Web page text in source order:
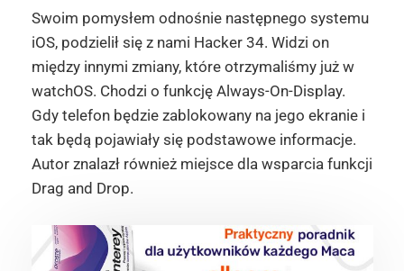
Swoim pomysłem odnośnie następnego systemu
iOS, podzielił się z nami Hacker 34. Widzi on
między innymi zmiany, które otrzymaliśmy już w
watchOS. Chodzi o funkcję Always-On-Display.
Gdy telefon będzie zablokowany na jego ekranie i
tak będą pojawiały się podstawowe informacje.
Autor znalazł również miejsce dla wsparcia funkcji
Drag and Drop.